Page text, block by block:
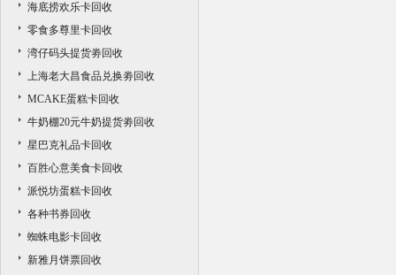
海底捞欢乐卡回收
零食多尊里卡回收
湾仔码头提货劵回收
上海老大昌食品兑换劵回收
MCAKE蛋糕卡回收
牛奶棚20元牛奶提货劵回收
星巴克礼品卡回收
百胜心意美食卡回收
派悦坊蛋糕卡回收
各种书券回收
蜘蛛电影卡回收
新雅月饼票回收